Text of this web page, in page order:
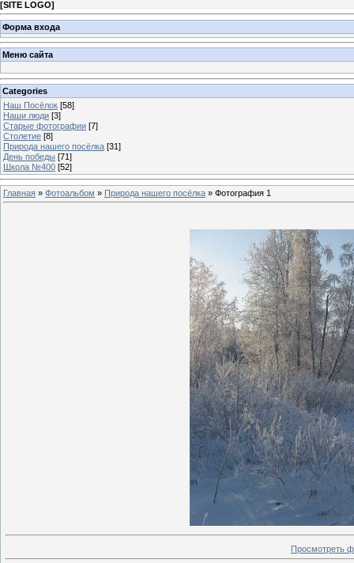
[SITE LOGO]
Форма входа
Меню сайта
Categories
Наш Посёлок [58]
Наши люди [3]
Старые фотографии [7]
Столетие [8]
Природа нашего посёлка [31]
День победы [71]
Школа №400 [52]
Главная » Фотоальбом » Природа нашего посёлка » Фотография 1
Просмотреть